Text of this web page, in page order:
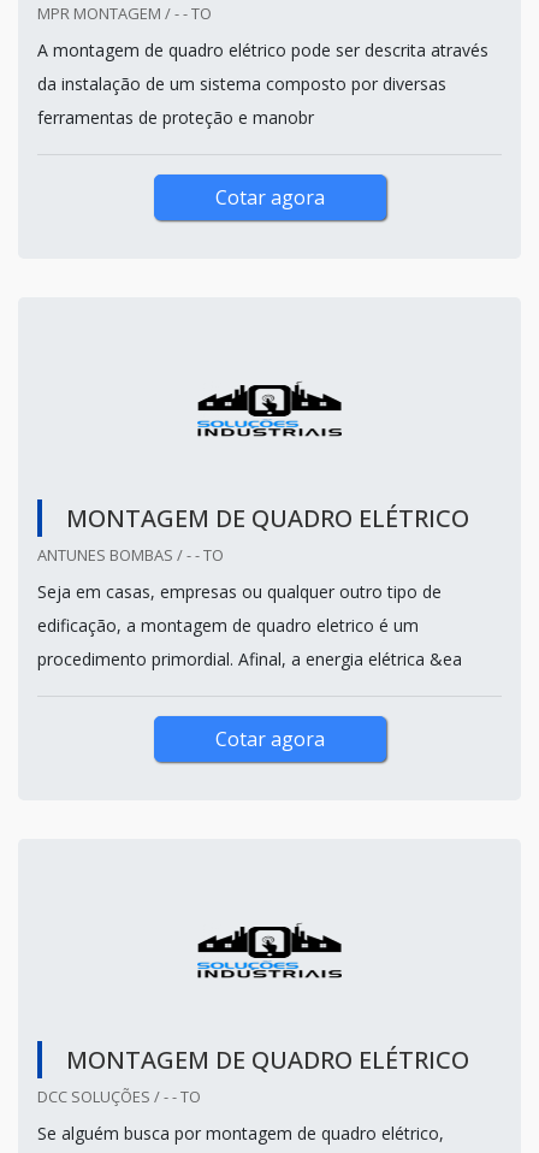
MPR MONTAGEM / - - TO
A montagem de quadro elétrico pode ser descrita através
da instalação de um sistema composto por diversas
ferramentas de proteção e manobr
Cotar agora
MONTAGEM DE QUADRO ELÉTRICO
ANTUNES BOMBAS / - - TO
Seja em casas, empresas ou qualquer outro tipo de
edificação, a montagem de quadro eletrico é um
procedimento primordial. Afinal, a energia elétrica &ea
Cotar agora
MONTAGEM DE QUADRO ELÉTRICO
DCC SOLUÇÕES / - - TO
Se alguém busca por montagem de quadro elétrico,